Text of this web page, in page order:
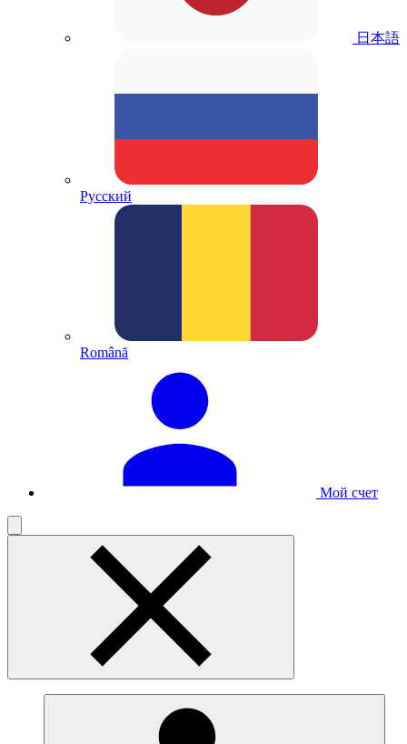
日本語
Русский
Română
Мой счет